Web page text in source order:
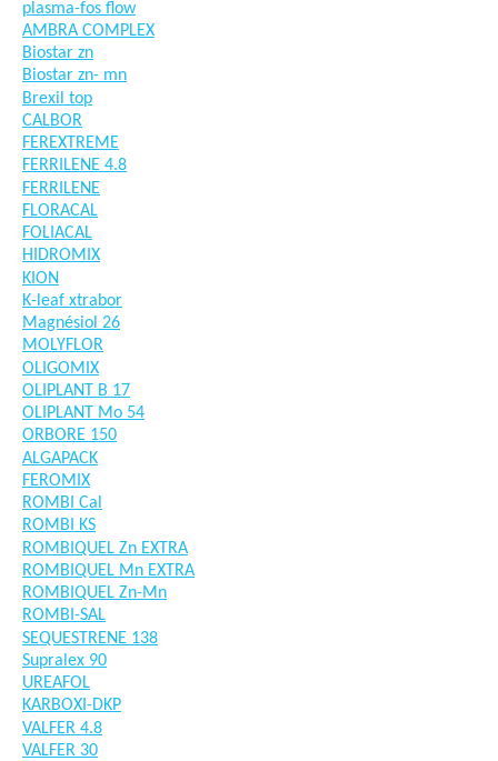
plasma-fos flow
AMBRA COMPLEX
Biostar zn
Biostar zn- mn
Brexil top
CALBOR
FEREXTREME
FERRILENE 4.8
FERRILENE
FLORACAL
FOLIACAL
HIDROMIX
KION
K-leaf xtrabor
Magnésiol 26
MOLYFLOR
OLIGOMIX
OLIPLANT B 17
OLIPLANT Mo 54
ORBORE 150
ALGAPACK
FEROMIX
ROMBI Cal
ROMBI KS
ROMBIQUEL Zn EXTRA
ROMBIQUEL Mn EXTRA
ROMBIQUEL Zn-Mn
ROMBI-SAL
SEQUESTRENE 138
Supralex 90
UREAFOL
KARBOXI-DKP
VALFER 4.8
VALFER 30